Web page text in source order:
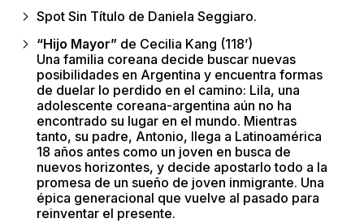
Spot Sin Título de Daniela Seggiaro.
“Hijo Mayor” de Cecilia Kang (118’)
Una familia coreana decide buscar nuevas
posibilidades en Argentina y encuentra formas
de duelar lo perdido en el camino: Lila, una
adolescente coreana-argentina aún no ha
encontrado su lugar en el mundo. Mientras
tanto, su padre, Antonio, llega a Latinoamérica
18 años antes como un joven en busca de
nuevos horizontes, y decide apostarlo todo a la
promesa de un sueño de joven inmigrante. Una
épica generacional que vuelve al pasado para
reinventar el presente.